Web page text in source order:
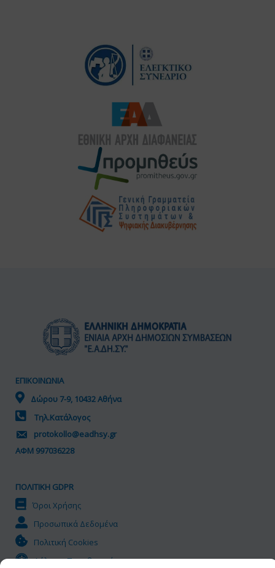
ΕΠΙΚΟΙΝΩΝΙΑ
Δώρου 7-9, 10432 Αθήνα
Τηλ.Κατάλογος
protokollo@eadhsy.gr
ΑΦΜ 997036228
ΠΟΛΙΤΙΚΗ GDPR
Όροι Χρήσης
Προσωπικά Δεδομένα
Πολιτική Cookies
Δήλωση Προσβασιμότητας